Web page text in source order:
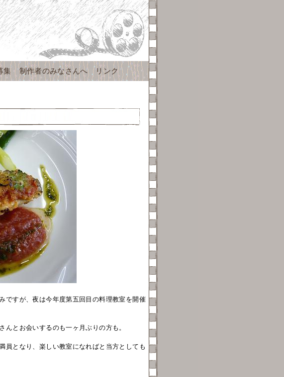
集 制作者のみなさんへ リンク
ですが、夜は今年度第五回目の料理教室を開催
んとお会いするのも一ヶ月ぶりの方も。
員となり、楽しい教室になればと当方としても